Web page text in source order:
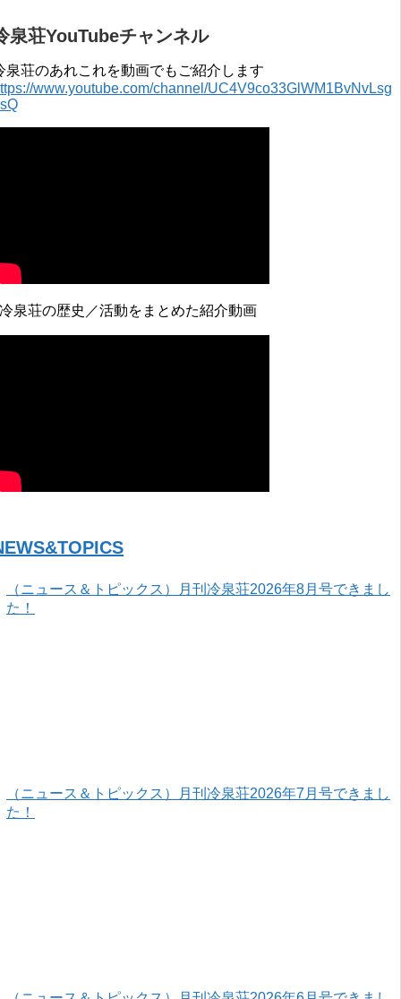
泉荘YouTubeチャンネル
泉荘のあれこれを動画でもご紹介します
www.youtube.com/channel/UC4V9co33GlWM1BvNvLsg
泉荘の歴史／活動をまとめた紹介動画
（ニュース＆トピックス）月刊冷泉荘2026年8月号できまし
た！
（ニュース＆トピックス）月刊冷泉荘2026年7月号できまし
た！